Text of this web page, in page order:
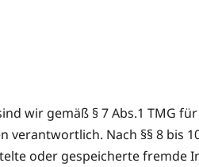
wir gemäß § 7 Abs.1 TMG
verantwortlich. Nach §§ 8 bis
oder gespeicherte fremde